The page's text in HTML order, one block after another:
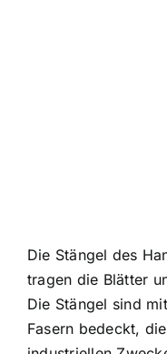
Die Stängel des
tragen die Blätter
Die Stängel sind
Fasern bedeckt,